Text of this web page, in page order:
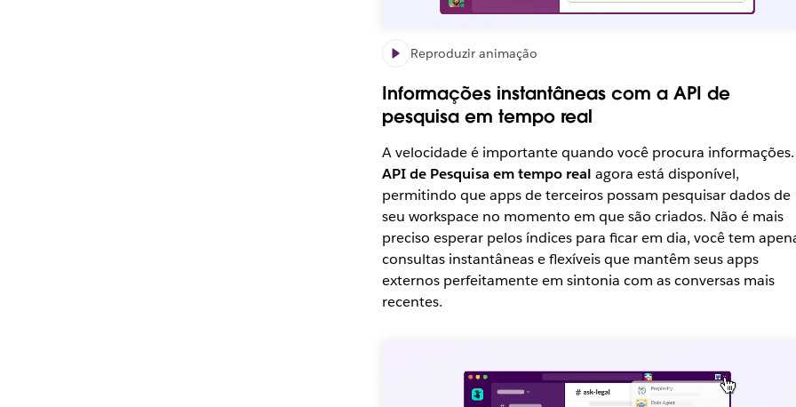
Reproduzir animação
Informações instantâneas com a API de
pesquisa em tempo real
A velocidade é importante quando você procura
API de Pesquisa em tempo real agora está disponível,
permitindo que apps de terceiros possam pesquisar dados de
seu workspace no momento em que são criados. Não é mais
preciso esperar pelos índices para ficar em dia, você tem
consultas instantâneas e flexíveis que mantêm seus apps
externos perfeitamente em sintonia com as conversas mais
recentes.